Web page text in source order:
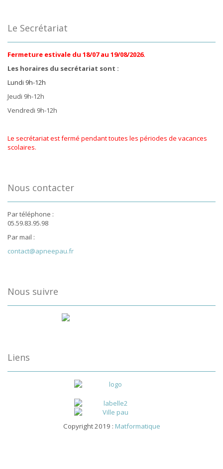
Le Secrétariat
Fermeture estivale du 18/07 au 19/08/2026.
Les horaires du secrétariat sont :
Lundi 9h-12h
Jeudi 9h-12h
Vendredi 9h-12h
Le secrétariat est fermé pendant toutes les périodes de vacances
scolaires.
Nous contacter
Par téléphone :
05.59.83.95.98
Par mail :
contact@apneepau.fr
Nous suivre
Liens
Copyright 2019 : Matformatique